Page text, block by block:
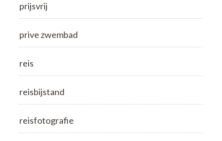
prijsvrij
prive zwembad
reis
reisbijstand
reisfotografie